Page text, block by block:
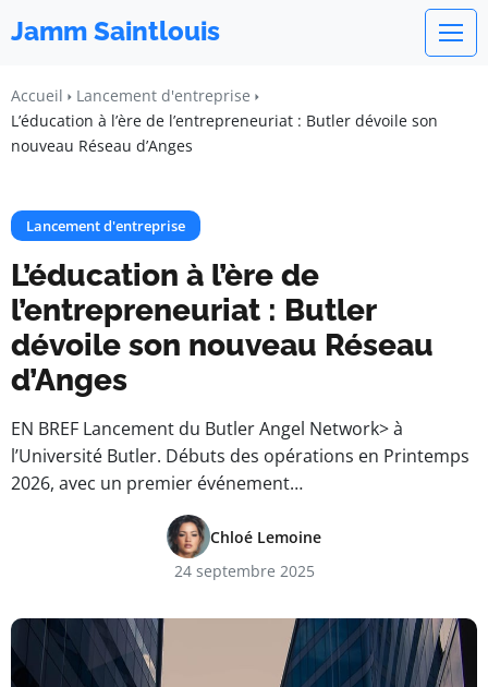
Jamm Saintlouis
Accueil
Lancement d'entreprise
L’éducation à l’ère de l’entrepreneuriat : Butler dévoile son
nouveau Réseau d’Anges
Lancement d'entreprise
L’éducation à l’ère de
l’entrepreneuriat : Butler
dévoile son nouveau Réseau
d’Anges
EN BREF Lancement du Butler Angel Network> à
l’Université Butler. Débuts des opérations en Printemps
2026, avec un premier événement…
Chloé Lemoine
24 septembre 2025